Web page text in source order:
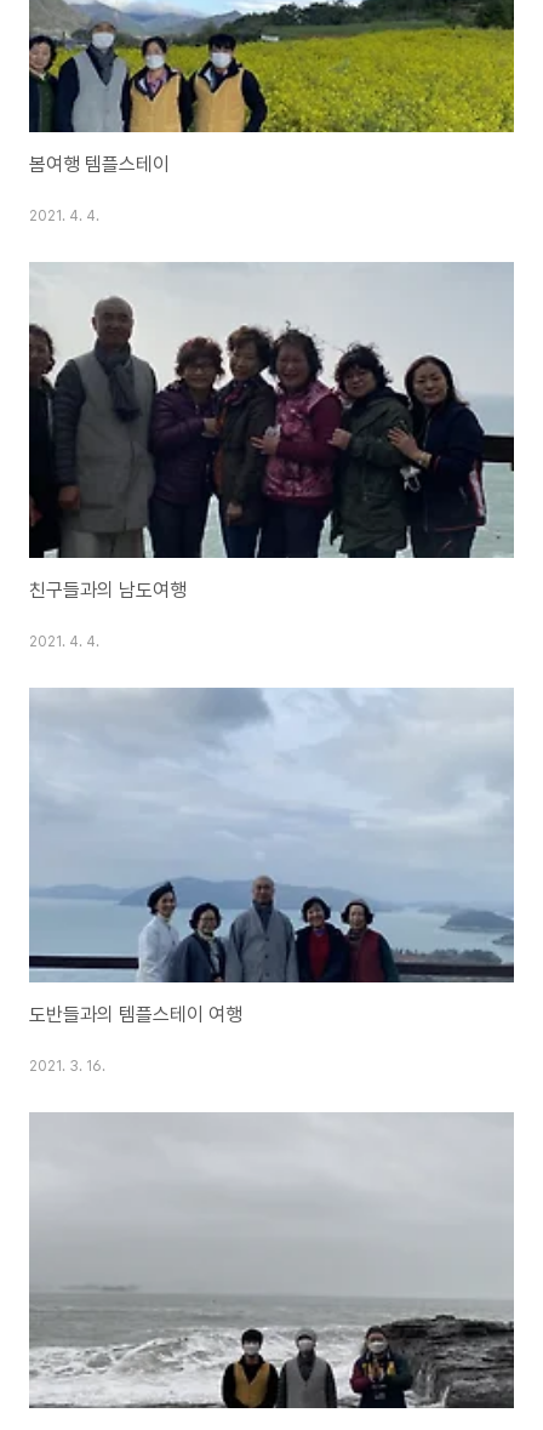
봄여행 템플스테이
2021. 4. 4.
친구들과의 남도여행
2021. 4. 4.
도반들과의 템플스테이 여행
2021. 3. 16.